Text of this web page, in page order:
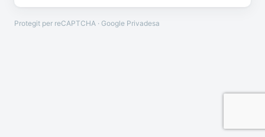
Protegit per reCAPTCHA · Google Privadesa